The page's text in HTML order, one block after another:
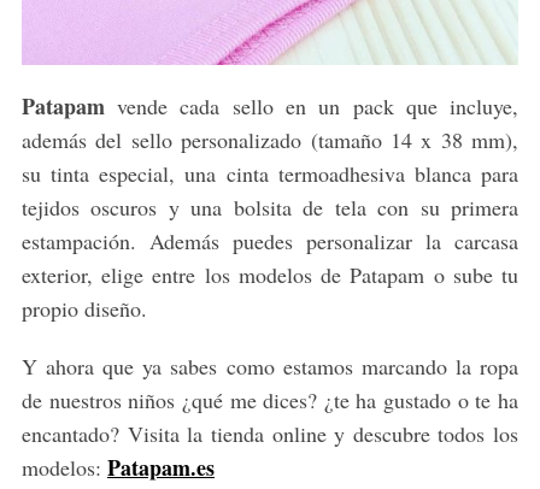
Patapamvende cada sello en un pack que incluye,
además del sello personalizado (tamaño 14 x 38 mm),
su tinta especial, una cinta termoadhesiva blanca para
tejidos oscuros y una bolsita de tela con su primera
estampación. Además puedes personalizar la carcasa
exterior, elige entre los modelos de Patapam o sube tu
propio diseño.
Y ahora que ya sabes como estamos marcando la ropa
de nuestros niños ¿qué me dices? ¿te ha gustado o te ha
encantado? Visita la tienda online y descubre todos los
modelos: Patapam.es
: